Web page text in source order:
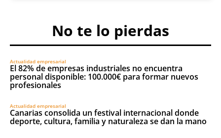
No te lo pierdas
Actualidad empresarial
El 82% de empresas industriales no encuentra
personal disponible: 100.000€ para formar nuevos
profesionales
Actualidad empresarial
Canarias consolida un festival internacional donde
deporte, cultura, familia y naturaleza se dan la mano